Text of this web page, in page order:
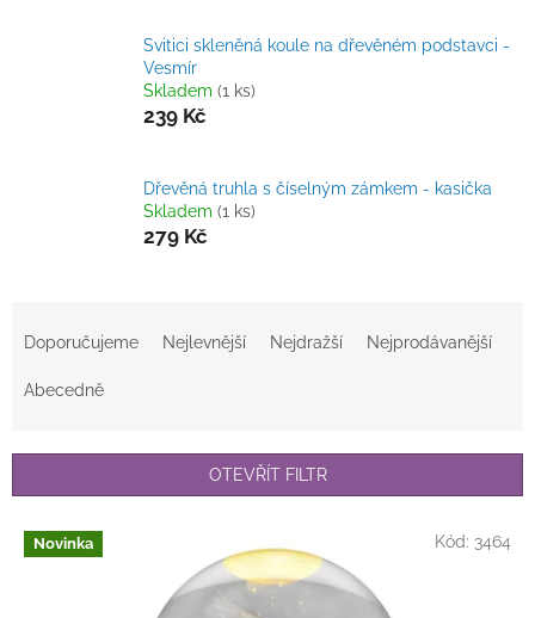
Svitici skleněná koule na dřevěném podstavci -
Vesmír
Skladem (1 ks)
239 Kč
Dřevěná truhla s číselným zámkem - kasička
Skladem (1 ks)
279 Kč
e
r
o
d
Doporučujeme Nejlevnější Nejdražší Nejprodávanější
Abecedně
OTEVŘÍT FILTR
V Novinka Kód: 3464